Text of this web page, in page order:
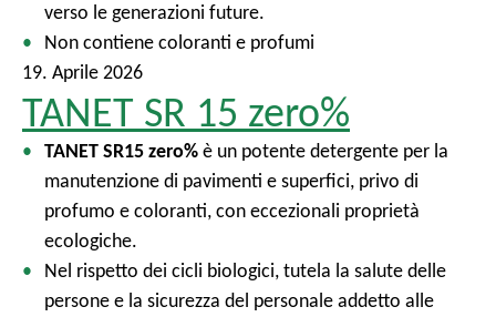
verso le generazioni future.
Non contiene coloranti e profumi
19. Aprile 2026
TANET SR 15 zero%
TANET SR15 zero%è un potente detergente per la
manutenzione di pavimenti e superfici, privo di
profumo e coloranti, con eccezionali proprietà
ecologiche.
Nel rispetto dei cicli biologici, tutela la salute delle
persone e la sicurezza del personale addetto alle